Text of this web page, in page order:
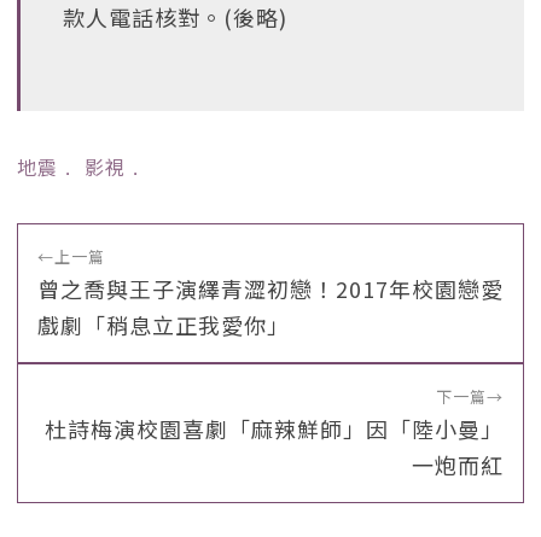
款人電話核對。(後略)
地震 ﹒ 影視 ﹒
←上一篇
曾之喬與王子演繹青澀初戀！2017年校園戀愛
戲劇「稍息立正我愛你」
下一篇→
杜詩梅演校園喜劇「麻辣鮮師」因「陸小曼」
一炮而紅